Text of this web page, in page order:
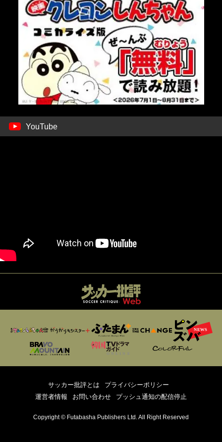
YouTube
サッカー批評とは
プライバシーポリシー
運営者情報
お問い合わせ プッシュ通知の配信停止
Copyright © Futabasha Publishers Ltd. All Right Reserved